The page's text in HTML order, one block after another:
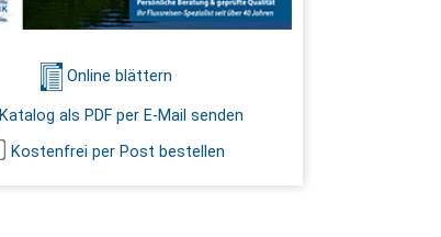
Online blättern
Katalog als PDF per E-Mail senden
Kostenfrei per Post bestellen